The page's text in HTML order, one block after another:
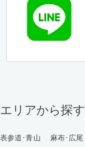
エリアから探す
表参道･青山 麻布･広尾